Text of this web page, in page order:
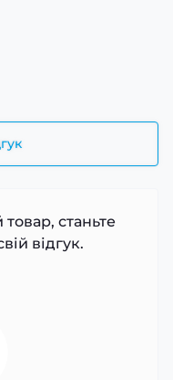
станьте
відгук.